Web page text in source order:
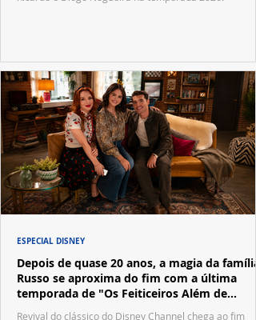
Depois de quase 20 anos, a magia da família
Russo se aproxima do fim com a última
temporada de "Os Feiticeiros Além de
Revival do clássico do Disney Channel chega ao fim
ESPECIAL DISNEY